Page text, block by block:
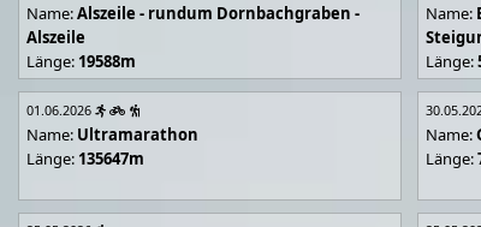
Name:Alszeile - rundum Dornbachgraben -
Alszeile
Länge: 19588m
Name:
Länge:
01.06.2026
Name: Ultramarathon
Länge: 135647m
Name:
Länge: